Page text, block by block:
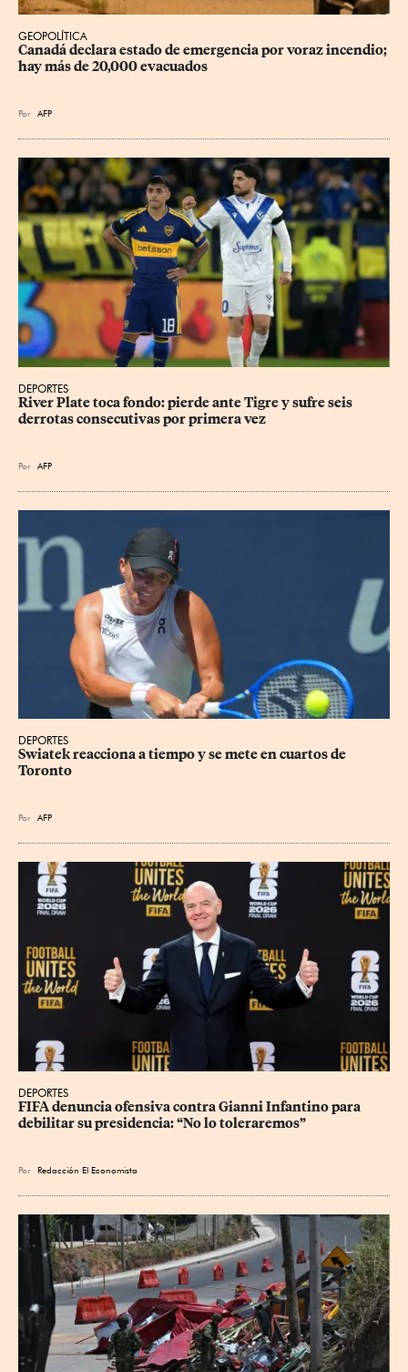
GEOPOLÍTICA
Canadá declara estado de emergencia por voraz incendio;
hay más de 20,000 evacuados
Por AFP
DEPORTES
River Plate toca fondo: pierde ante Tigre y sufre seis
derrotas consecutivas por primera vez
Por AFP
DEPORTES
Swiatek reacciona a tiempo y se mete en cuartos de
Toronto
Por AFP
DEPORTES
FIFA denuncia ofensiva contra Gianni Infantino para
debilitar su presidencia: “No lo toleraremos”
Por Redacción El Economista